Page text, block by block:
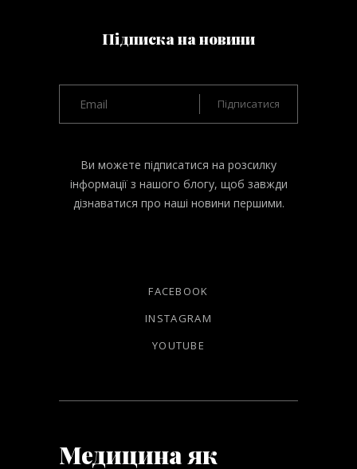
Підписка на новини
Ви можете підписатися на розсилку
інформації з нашого блогу, щоб завжди
дізнаватися про наші новини першими.
FACEBOOK
INSTAGRAM
YOUTUBE
Медицина як